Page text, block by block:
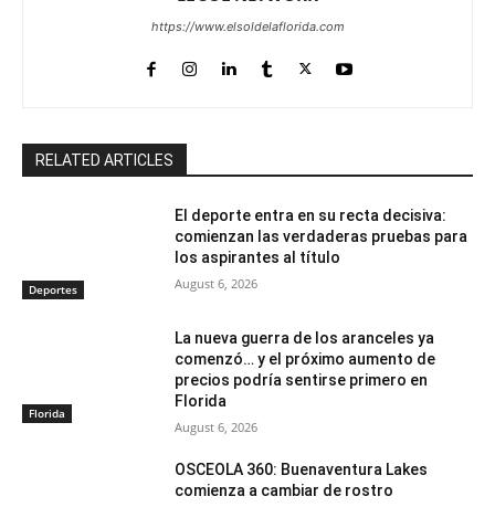
https://www.elsoldelaflorida.com
RELATED ARTICLES
Deportes
El deporte entra en su recta decisiva:
comienzan las verdaderas pruebas para
los aspirantes al título
August 6, 2026
Florida
La nueva guerra de los aranceles ya
comenzó… y el próximo aumento de
precios podría sentirse primero en
Florida
August 6, 2026
OSCEOLA 360: Buenaventura Lakes
comienza a cambiar de rostro